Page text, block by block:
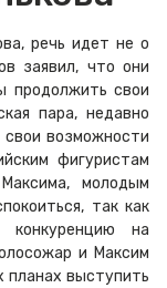
речь идет не о
заявил, что они
продолжить свои
пара, недавно
возможности
фигуристам
молодым
так как
на
и Максим
планах выступить